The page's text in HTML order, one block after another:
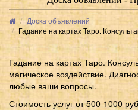
Доска объявлений
Гадание на картах Таро.
Гадание на картах Таро.
магическое воздействие.
любые ваши вопросы.
Стоимость услуг от 500-1000